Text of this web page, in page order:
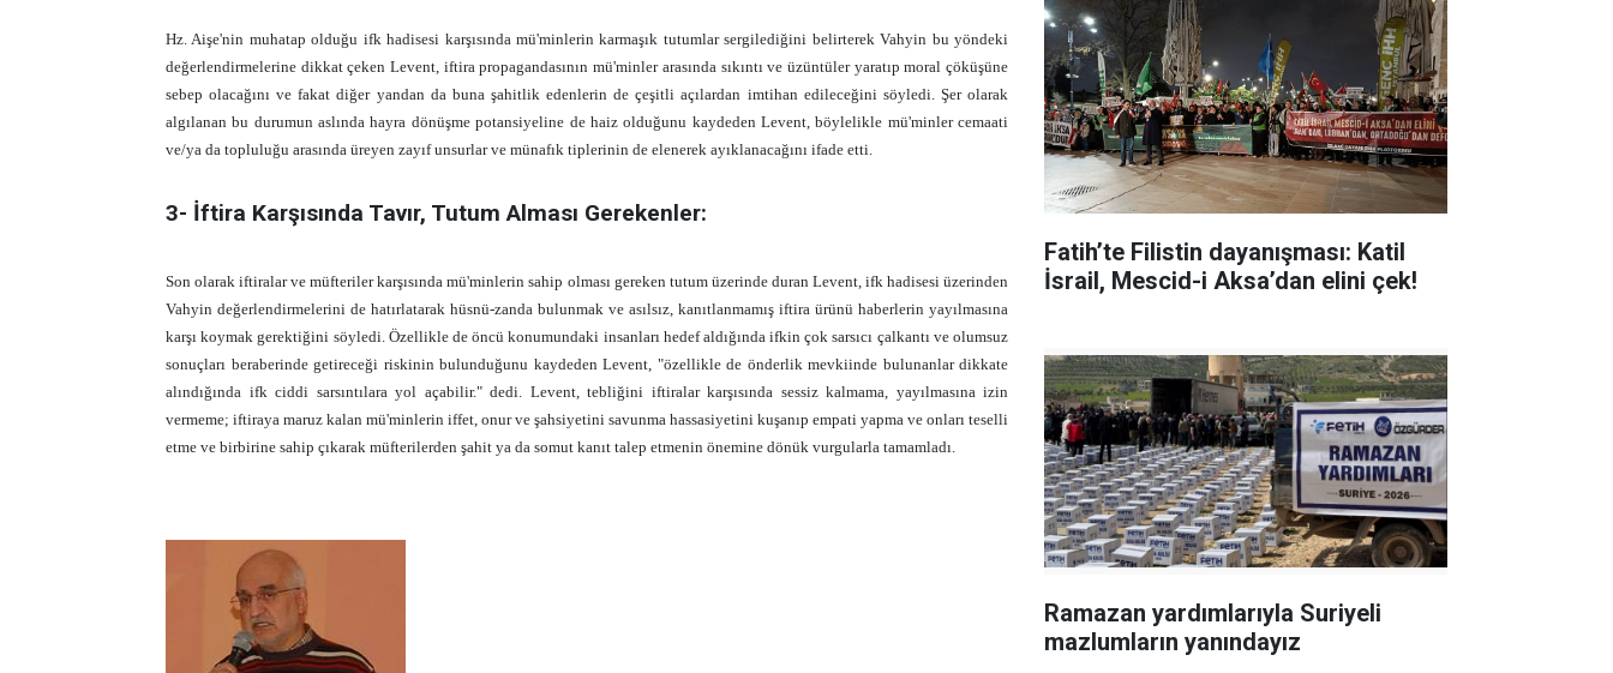
Hz. Aişe'nin muhatap olduğu ifk hadisesi karşısında mü'minlerin karmaşık tutumlar sergilediğini belirterek Vahyin bu yöndeki
değerlendirmelerine dikkat çeken Levent, iftira propagandasının mü'minler arasında sıkıntı ve üzüntüler yaratıp moral çöküşüne
sebep olacağını ve fakat diğer yandan da buna şahitlik edenlerin de çeşitli açılardan imtihan edileceğini söyledi. Şer olarak
algılanan bu durumun aslında hayra dönüşme potansiyeline de haiz olduğunu kaydeden Levent, böylelikle mü'minler cemaati
ve/ya da topluluğu arasında üreyen zayıf unsurlar ve münafık tiplerinin de elenerek ayıklanacağını ifade etti.
3- İftira Karşısında Tavır, Tutum Alması Gerekenler:
Son olarak iftiralar ve müfteriler karşısında mü'minlerin sahip olması gereken tutum üzerinde duran Levent, ifk hadisesi üzerinden
Vahyin değerlendirmelerini de hatırlatarak hüsnü-zanda bulunmak ve asılsız, kanıtlanmamış iftira ürünü haberlerin yayılmasına
karşı koymak gerektiğini söyledi. Özellikle de öncü konumundaki insanları hedef aldığında ifkin çok sarsıcı çalkantı ve olumsuz
sonuçları beraberinde getireceği riskinin bulunduğunu kaydeden Levent, "özellikle de önderlik mevkiinde bulunanlar dikkate
alındığında ifk ciddi sarsıntılara yol açabilir." dedi. Levent, tebliğini iftiralar karşısında sessiz kalmama, yayılmasına izin
vermeme; iftiraya maruz kalan mü'minlerin iffet, onur ve şahsiyetini savunma hassasiyetini kuşanıp empati yapma ve onları teselli
etme ve birbirine sahip çıkarak müfterilerden şahit ya da somut kanıt talep etmenin önemine dönük vurgularla tamamladı.
Fatih’te Filistin dayanışması: Katil
İsrail, Mescid-i Aksa’dan elini çek!
Ramazan yardımlarıyla Suriyeli
mazlumların yanındayız